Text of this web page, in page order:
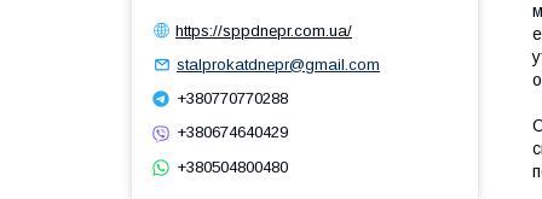
https://sppdnepr.com.ua/
stalprokatdnepr@gmail.com
+380770770288
+380674640429
+380504800480